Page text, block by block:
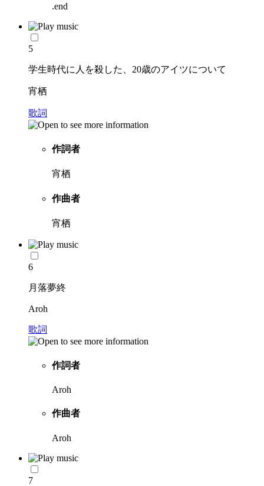
.end
5
学生時代に人を殺した、20歳のアイツについて
宵栖
歌詞
作詞者
宵栖
作曲者
宵栖
6
月落夢終
Aroh
歌詞
作詞者
Aroh
作曲者
Aroh
7